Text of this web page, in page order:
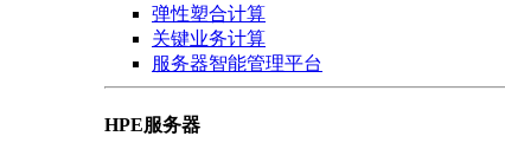
弹性塑合计算
关键业务计算
服务器智能管理平台
HPE服务器